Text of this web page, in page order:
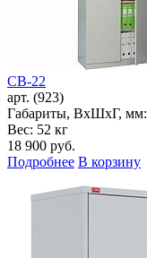
CB-22
арт. (923)
Габариты, ВxШxГ, мм:
Вес: 52 кг
18 900 руб.
Подробнее В корзину